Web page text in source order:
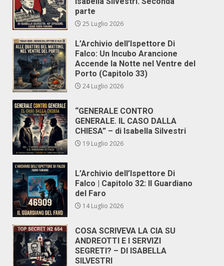
parte
25 Luglio 2026
L’Archivio dell’Ispettore Di
Falco: Un Incubo Arancione
Accende la Notte nel Ventre del
Porto (Capitolo 33)
24 Luglio 2026
“GENERALE CONTRO
GENERALE. IL CASO DALLA
CHIESA” – di Isabella Silvestri
19 Luglio 2026
L’Archivio dell’Ispettore Di
Falco | Capitolo 32: Il Guardiano
del Faro
14 Luglio 2026
COSA SCRIVEVA LA CIA SU
ANDREOTTI E I SERVIZI
SEGRETI? – DI ISABELLA
SILVESTRI